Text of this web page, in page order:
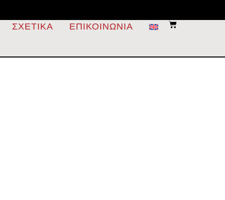
ΣΧΕΤΙΚΆ ΕΠΙΚΟΙΝΩΝΊΑ